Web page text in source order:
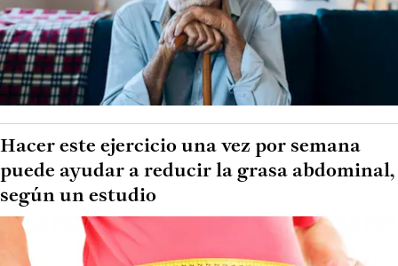
Hacer este ejercicio una vez por semana
puede ayudar a reducir la grasa abdominal,
según un estudio